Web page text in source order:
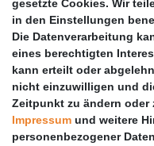
PARTNER
DHL
GLS
PaketPLUS
SPONSORING
gesetzte Cookies. Wir
in den Einstellungen
Die Datenverarbeitung
eines berechtigten
kann erteilt oder
nicht einzuwilligen und
Zeitpunkt zu ändern oder
Impressum und weitere
personenbezogener